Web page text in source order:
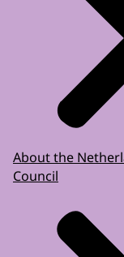
About the
Council